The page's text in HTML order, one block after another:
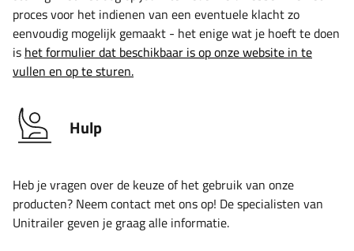
proces voor het indienen van een eventuele klacht zo
eenvoudig mogelijk gemaakt - het enige wat je hoeft te doen
is het formulier dat beschikbaar is op onze website in te
vullen en op te sturen.
Hulp
Heb je vragen over de keuze of het gebruik van onze
producten? Neem contact met ons op! De specialisten van
Unitrailer geven je graag alle informatie.